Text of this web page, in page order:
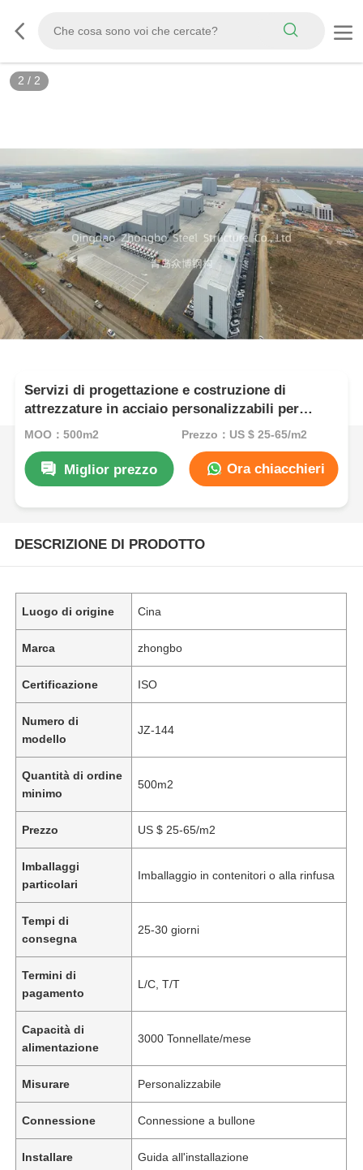
2 / 2
Servizi di progettazione e costruzione di
attrezzature in acciaio personalizzabili per
diverse applicazioni industriali
MOQ：500m2 Prezzo：US $ 25-65/m2
Miglior prezzo Ora chiacchieri
DESCRIZIONE DI PRODOTTO
Luogo di origine Cina
Marca zhongbo
Certificazione ISO
Numero di
modello
JZ-144
Quantità di ordine
minimo
500m2
Prezzo US $ 25-65/m2
Imballaggi
particolari
Imballaggio in contenitori o alla rinfusa
Tempi di
consegna
25-30 giorni
Termini di
pagamento
L/C, T/T
Capacità di
alimentazione
3000 Tonnellate/mese
Misurare Personalizzabile
Connessione Connessione a bullone
Installare Guida all'installazione